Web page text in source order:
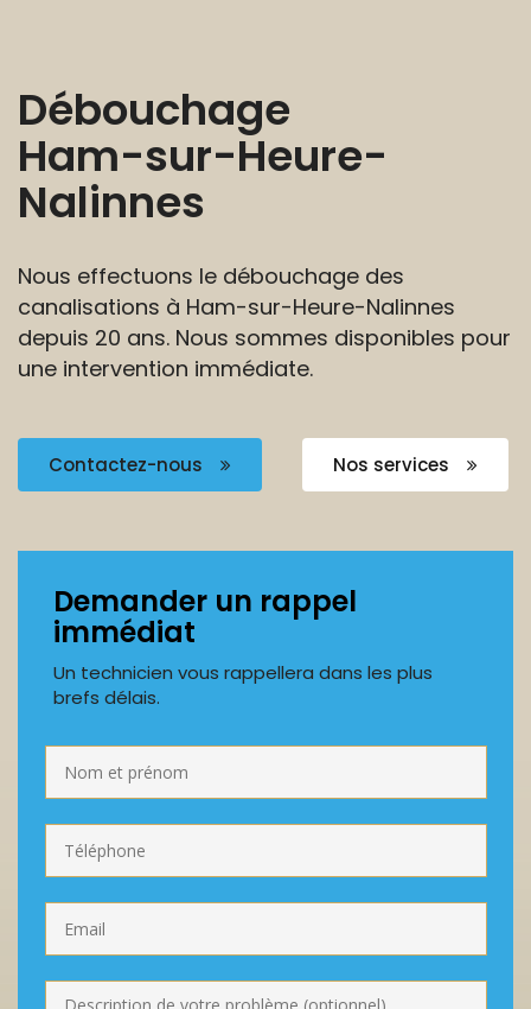
Débouchage
Ham-sur-Heure-
Nalinnes
Nous effectuons le débouchage des
canalisations à Ham-sur-Heure-Nalinnes
depuis 20 ans. Nous sommes disponibles pour
une intervention immédiate.
Contactez-nous Nos services
Demander un rappel
immédiat
Un technicien vous rappellera dans les plus
brefs délais.